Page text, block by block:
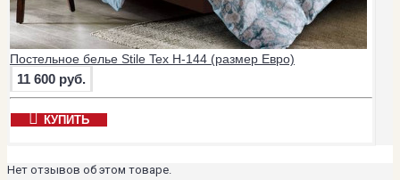
Постельное белье Stile Tex H-144 (размер Евро)
11 600 руб.
КУПИТЬ
Нет отзывов об этом товаре.